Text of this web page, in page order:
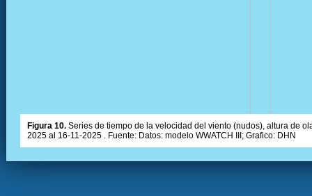
Figura 10. Series de tiempo de la velocidad del viento (nudos), altura de
2025 al 16-11-2025 . Fuente: Datos: modelo WWATCH III; Grafico: DHN